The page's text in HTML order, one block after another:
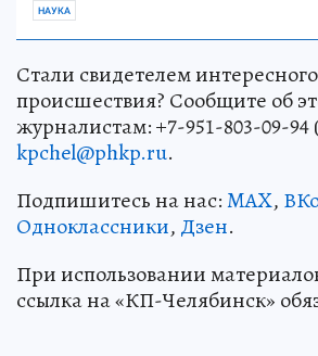
НАУКА
Стали свидетелем
происшествия? Сообщите об
журналистам: +7-951-803-09-
kpchel@phkp.ru.
Подпишитесь на нас:MAX,
Одноклассники, Дзен.
При использовании
ссылка на «КП-Челябинск»